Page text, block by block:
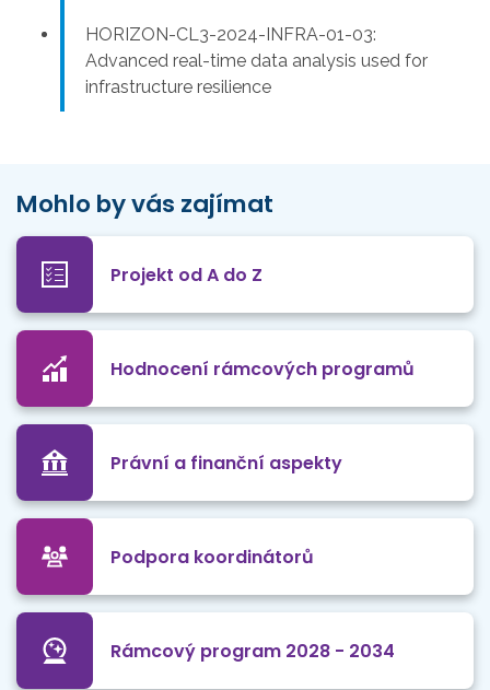
HORIZON-CL3-2024-INFRA-01-03:
Advanced real-time data analysis used for
infrastructure resilience
Mohlo by vás zajímat
Projekt od A do Z
Hodnocení rámcových programů
Právní a finanční aspekty
Podpora koordinátorů
Rámcový program 2028 - 2034